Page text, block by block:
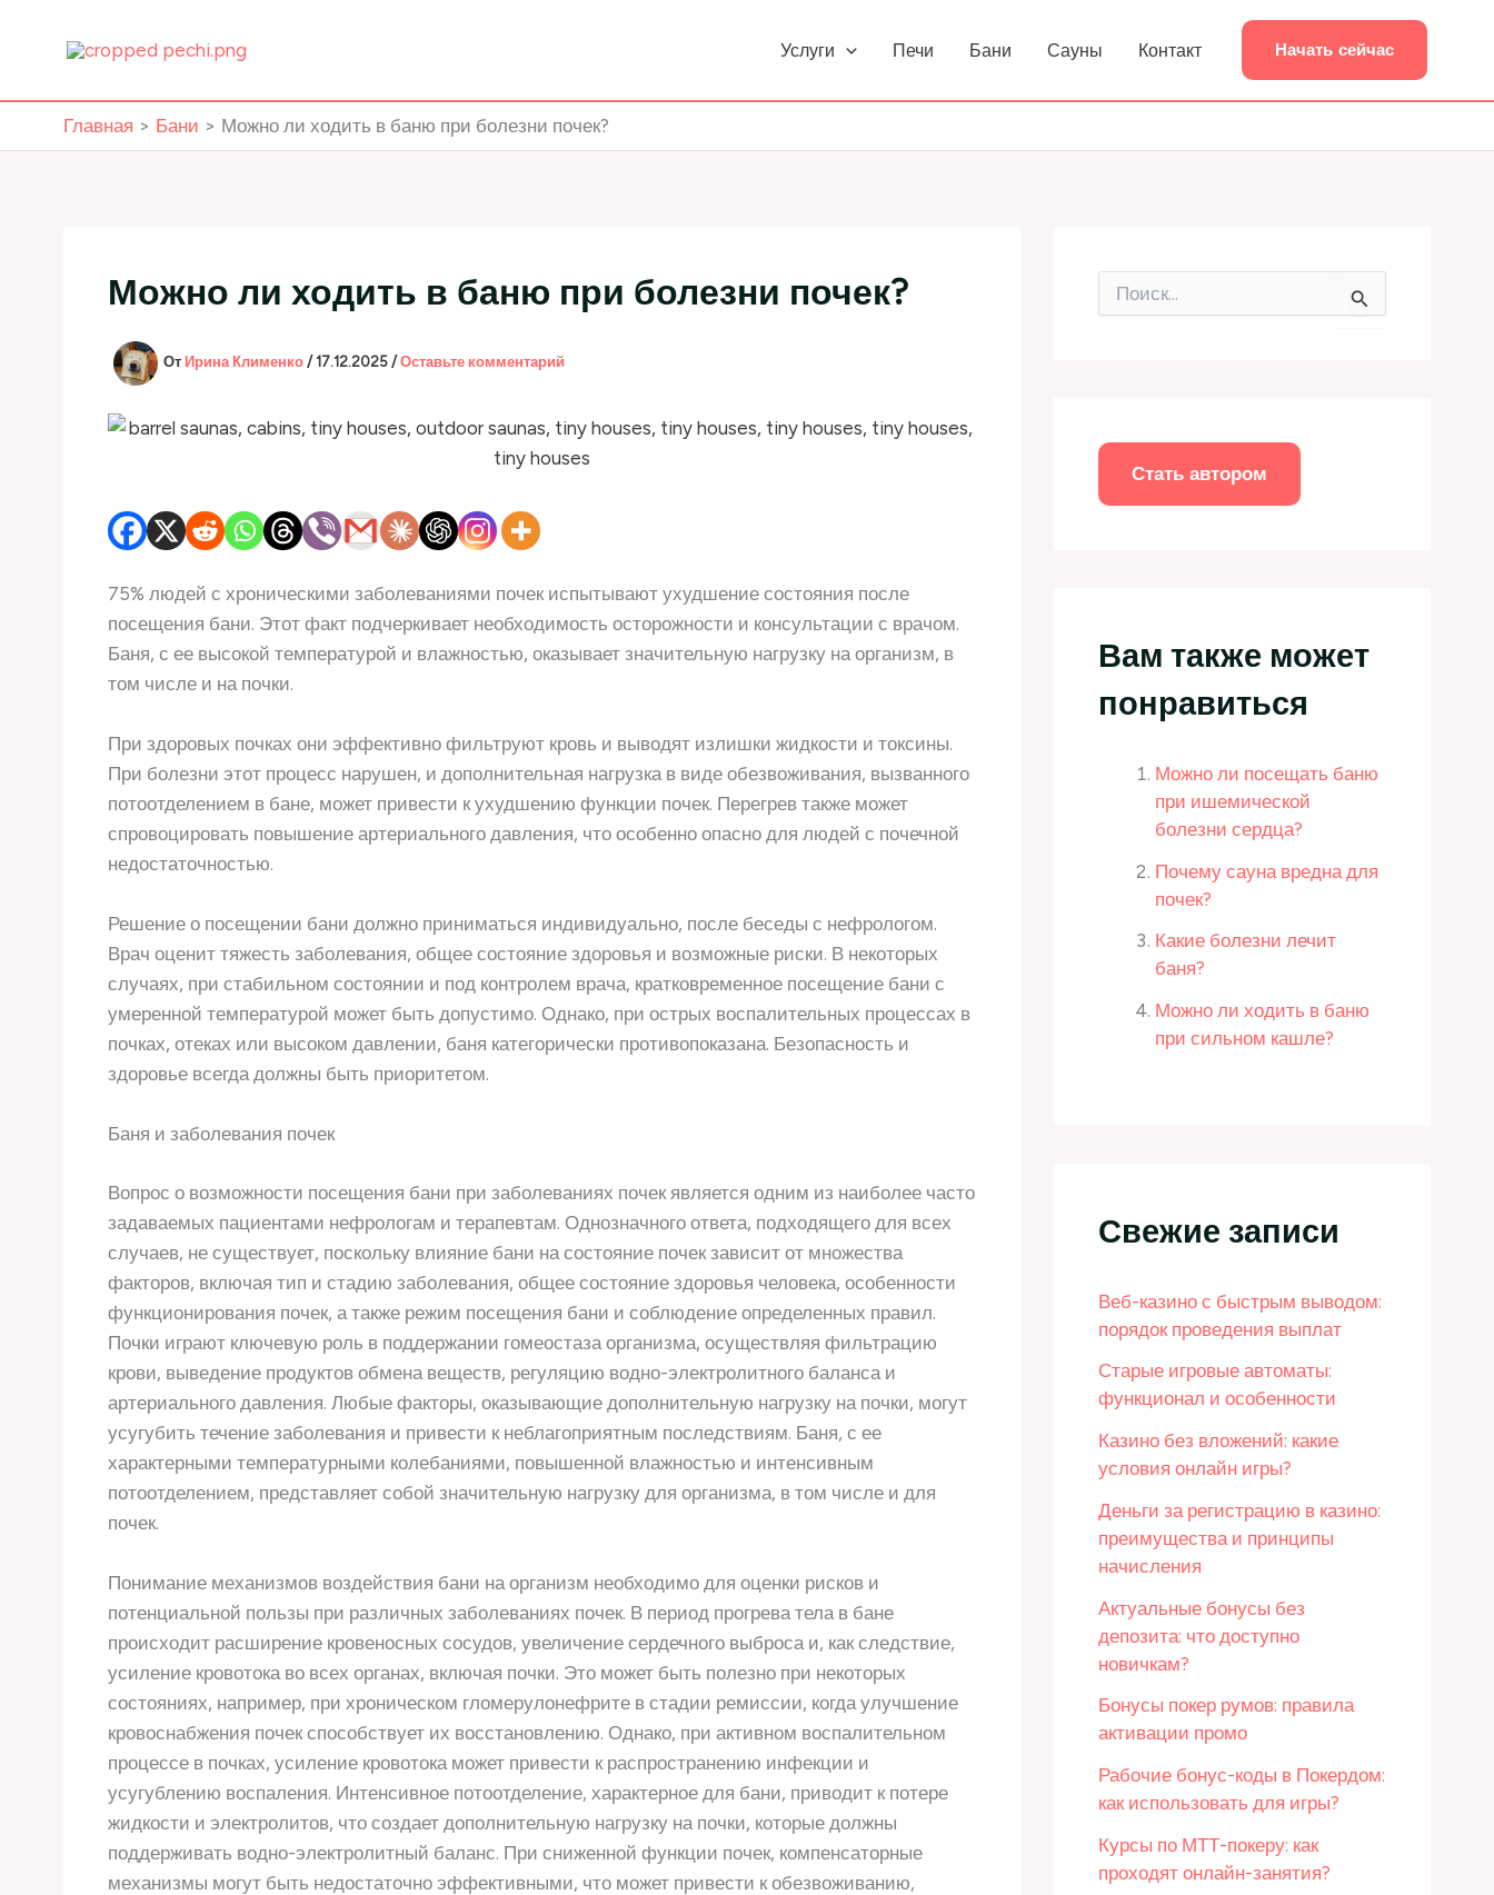
Услуги Печи Бани Сауны Контакт Начать сейчас
Главная Бани Можно ли ходить в баню при болезни почек?
Можно ли ходить в баню при болезни почек?
От Ирина Клименко / 17.12.2025 / Оставьте комментарий
75% людей с хроническими заболеваниями почек испытывают ухудшение состояния после
посещения бани. Этот факт подчеркивает необходимость осторожности и консультации с врачом.
Баня, с ее высокой температурой и влажностью, оказывает значительную нагрузку на организм, в
том числе и на почки.
При здоровых почках они эффективно фильтруют кровь и выводят излишки жидкости и токсины.
При болезни этот процесс нарушен, и дополнительная нагрузка в виде обезвоживания, вызванного
потоотделением в бане, может привести к ухудшению функции почек. Перегрев также может
спровоцировать повышение артериального давления, что особенно опасно для людей с почечной
недостаточностью.
Решение о посещении бани должно приниматься индивидуально, после беседы с нефрологом.
Врач оценит тяжесть заболевания, общее состояние здоровья и возможные риски. В некоторых
случаях, при стабильном состоянии и под контролем врача, кратковременное посещение бани с
умеренной температурой может быть допустимо. Однако, при острых воспалительных процессах в
почках, отеках или высоком давлении, баня категорически противопоказана. Безопасность и
здоровье всегда должны быть приоритетом.
Баня и заболевания почек
Вопрос о возможности посещения бани при заболеваниях почек является одним из наиболее часто
задаваемых пациентами нефрологам и терапевтам. Однозначного ответа, подходящего для всех
случаев, не существует, поскольку влияние бани на состояние почек зависит от множества
факторов, включая тип и стадию заболевания, общее состояние здоровья человека, особенности
функционирования почек, а также режим посещения бани и соблюдение определенных правил.
Почки играют ключевую роль в поддержании гомеостаза организма, осуществляя фильтрацию
крови, выведение продуктов обмена веществ, регуляцию водно-электролитного баланса и
артериального давления. Любые факторы, оказывающие дополнительную нагрузку на почки, могут
усугубить течение заболевания и привести к неблагоприятным последствиям. Баня, с ее
характерными температурными колебаниями, повышенной влажностью и интенсивным
потоотделением, представляет собой значительную нагрузку для организма, в том числе и для
почек.
Понимание механизмов воздействия бани на организм необходимо для оценки рисков и
потенциальной пользы при различных заболеваниях почек. В период прогрева тела в бане
происходит расширение кровеносных сосудов, увеличение сердечного выброса и, как следствие,
усиление кровотока во всех органах, включая почки. Это может быть полезно при некоторых
состояниях, например, при хроническом гломерулонефрите в стадии ремиссии, когда улучшение
кровоснабжения почек способствует их восстановлению. Однако, при активном воспалительном
процессе в почках, усиление кровотока может привести к распространению инфекции и
усугублению воспаления. Интенсивное потоотделение, характерное для бани, приводит к потере
жидкости и электролитов, что создает дополнительную нагрузку на почки, которые должны
поддерживать водно-электролитный баланс. При сниженной функции почек, компенсаторные
механизмы могут быть недостаточно эффективными, что может привести к обезвоживанию,
Стать автором
Вам также может
понравиться
Можно ли посещать баню
при ишемической
болезни сердца?
Почему сауна вредна для
почек?
Какие болезни лечит
баня?
Можно ли ходить в баню
при сильном кашле?
Свежие записи
Веб-казино с быстрым выводом:
порядок проведения выплат
Старые игровые автоматы:
функционал и особенности
Казино без вложений: какие
условия онлайн игры?
Деньги за регистрацию в казино:
преимущества и принципы
начисления
Актуальные бонусы без
депозита: что доступно
новичкам?
Бонусы покер румов: правила
активации промо
Рабочие бонус-коды в Покердом:
как использовать для игры?
Курсы по МТТ-покеру: как
проходят онлайн-занятия?